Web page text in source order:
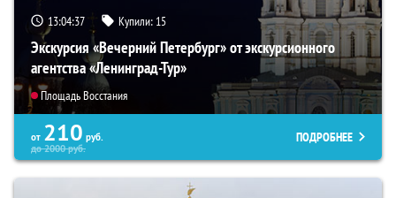
13:04:36 Купили: 15
Экскурсия «Вечерний Петербург» от экскурсионного
агентства «Ленинград-Тур»
Площадь Восстания
от 210 руб.
до2000руб.
ПОДРОБНЕЕ